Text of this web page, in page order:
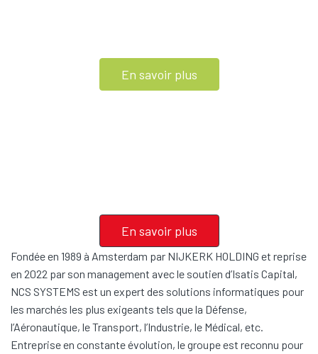
En savoir plus
En savoir plus
Fondée en 1989 à Amsterdam par NIJKERK HOLDING et reprise
en 2022 par son management avec le soutien d’Isatis Capital,
NCS SYSTEMS est un expert des solutions informatiques pour
les marchés les plus exigeants tels que la Défense,
l’Aéronautique, le Transport, l’Industrie, le Médical, etc.
Entreprise en constante évolution, le groupe est reconnu pour